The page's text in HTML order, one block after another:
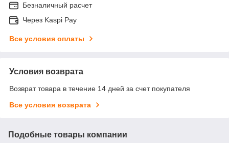
Безналичный расчет
Через Kaspi Pay
Все условия оплаты
Условия возврата
Возврат товара в течение 14 дней за счет покупателя
Все условия возврата
Подобные товары компании